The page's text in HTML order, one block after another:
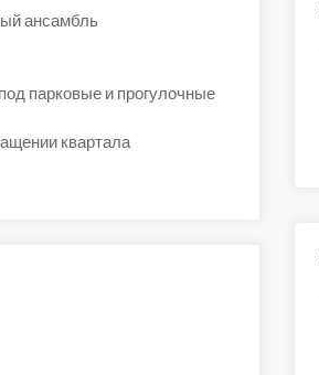
ансамбль
парковые и прогулочные
квартала